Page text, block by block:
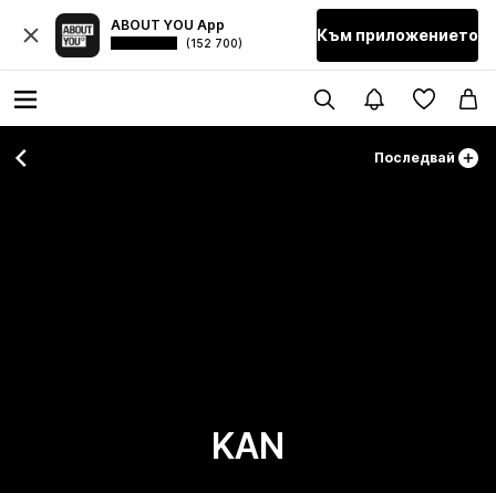
ABOUT YOU App
(152 700) Към приложението
Последвай
KAN